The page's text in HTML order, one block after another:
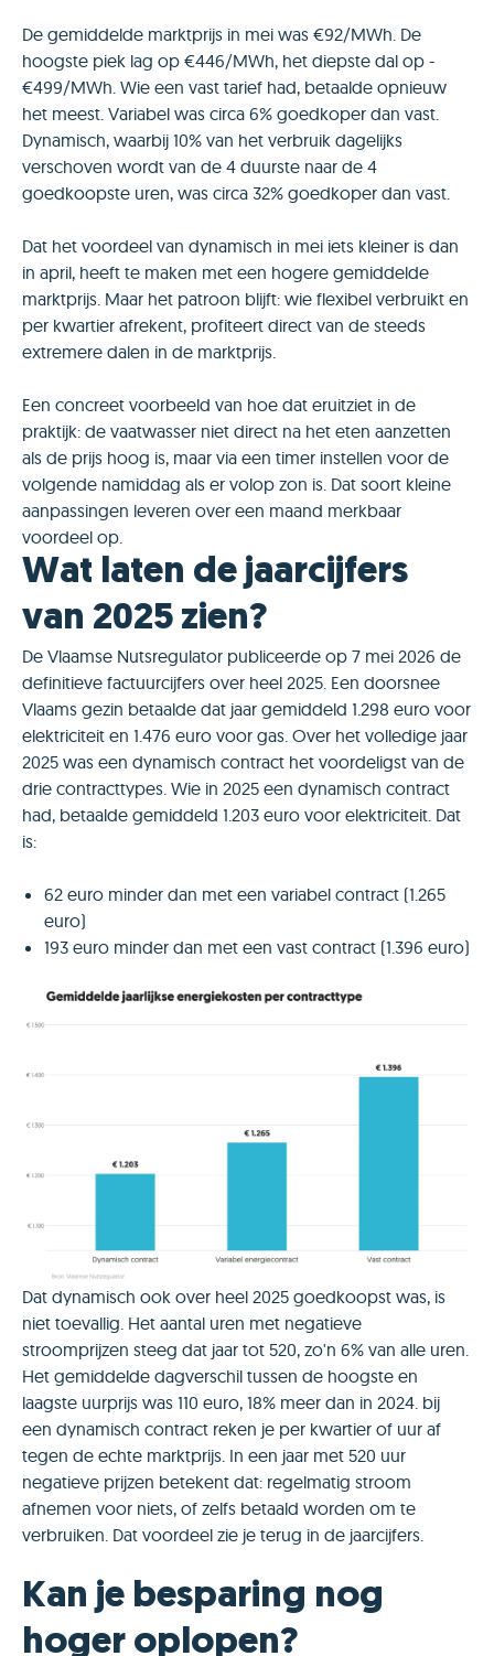
De gemiddelde marktprijs in mei was €92/MWh. De
hoogste piek lag op €446/MWh, het diepste dal op -
€499/MWh. Wie een vast tarief had, betaalde opnieuw
het meest. Variabel was circa 6% goedkoper dan vast.
Dynamisch, waarbij 10% van het verbruik dagelijks
verschoven wordt van de 4 duurste naar de 4
goedkoopste uren, was circa 32% goedkoper dan vast.
Dat het voordeel van dynamisch in mei iets kleiner is dan
in april, heeft te maken met een hogere gemiddelde
marktprijs. Maar het patroon blijft: wie flexibel verbruikt en
per kwartier afrekent, profiteert direct van de steeds
extremere dalen in de marktprijs.
Een concreet voorbeeld van hoe dat eruitziet in de
praktijk: de vaatwasser niet direct na het eten aanzetten
als de prijs hoog is, maar via een timer instellen voor de
volgende namiddag als er volop zon is. Dat soort kleine
aanpassingen leveren over een maand merkbaar
voordeel op.
Wat laten de jaarcijfers
van 2025 zien?
De Vlaamse Nutsregulator publiceerde op 7 mei 2026 de
definitieve factuurcijfers over heel 2025. Een doorsnee
Vlaams gezin betaalde dat jaar gemiddeld 1.298 euro voor
elektriciteit en 1.476 euro voor gas. Over het volledige jaar
2025 was een dynamisch contract het voordeligst van de
drie contracttypes. Wie in 2025 een dynamisch contract
had, betaalde gemiddeld 1.203 euro voor elektriciteit. Dat
is:
62 euro minder dan met een variabel contract (1.265
euro)
193 euro minder dan met een vast contract (1.396 euro)
Dat dynamisch ook over heel 2025 goedkoopst was, is
niet toevallig. Het aantal uren met negatieve
stroomprijzen steeg dat jaar tot 520, zo'n 6% van alle uren.
Het gemiddelde dagverschil tussen de hoogste en
laagste uurprijs was 110 euro, 18% meer dan in 2024. bij
een dynamisch contract reken je per kwartier of uur af
tegen de echte marktprijs. In een jaar met 520 uur
negatieve prijzen betekent dat: regelmatig stroom
afnemen voor niets, of zelfs betaald worden om te
verbruiken. Dat voordeel zie je terug in de jaarcijfers.
Kan je besparing nog
hoger oplopen?